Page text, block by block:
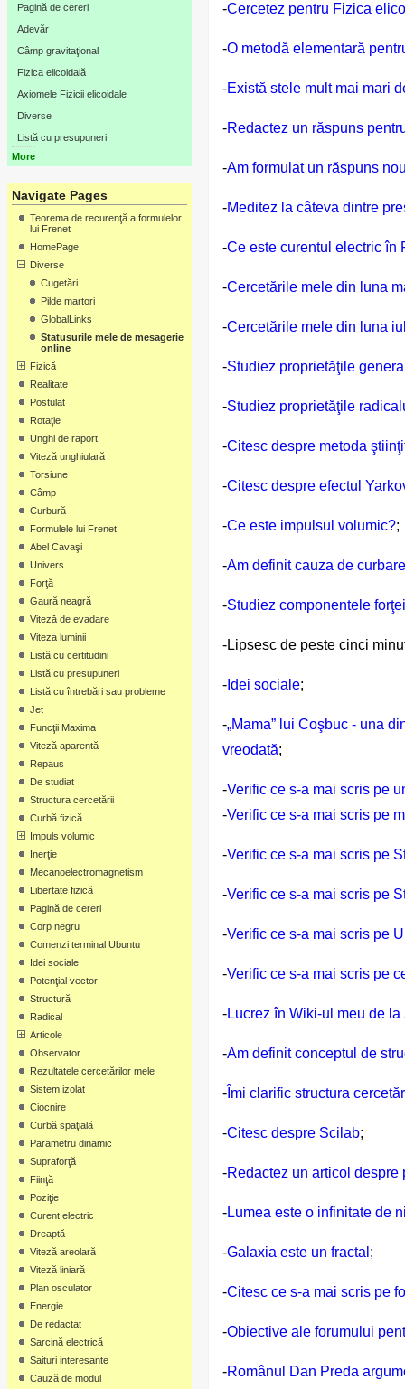
Pagină de cereri
Adevăr
Câmp gravitaţional
Fizica elicoidală
Axiomele Fizicii elicoidale
Diverse
Listă cu presupuneri
More
Navigate Pages
Teorema de recurenţă a formulelor
lui Frenet
HomePage
Diverse
Cugetări
Pilde martori
GlobalLinks
Statusurile mele de mesagerie
online
Fizică
Realitate
Postulat
Rotaţie
Unghi de raport
Viteză unghiulară
Torsiune
Câmp
Curbură
Formulele lui Frenet
Abel Cavaşi
Univers
Forţă
Gaură neagră
Viteză de evadare
Viteza luminii
Listă cu certitudini
Listă cu presupuneri
Listă cu întrebări sau probleme
Jet
Funcţii Maxima
Viteză aparentă
Repaus
De studiat
Structura cercetării
Curbă fizică
Impuls volumic
Inerţie
Mecanoelectromagnetism
Libertate fizică
Pagină de cereri
Corp negru
Comenzi terminal Ubuntu
Idei sociale
Potenţial vector
Structură
Radical
Articole
Observator
Rezultatele cercetărilor mele
Sistem izolat
Ciocnire
Curbă spaţială
Parametru dinamic
Supraforţă
Fiinţă
Poziţie
Curent electric
Dreaptă
Viteză areolară
Viteză liniară
Plan osculator
Energie
De redactat
Sarcină electrică
Saituri interesante
Cauză de modul
-Cercetez pentru Fizica
-O metodă elementară
-Există stele mult mai mari
-Redactez un răspuns
-Am formulat un răspuns
-Meditez la câteva dintre
-Ce este curentul electric în
-Cercetările mele din luna
-Cercetările mele din luna
-Studiez proprietăţile
-Studiez proprietăţile
-Citesc despre metoda
-Citesc despre efectul
-Ce este impulsul volumic?;
-Am definit cauza de
-Studiez componentele
-Lipsesc de peste cinci
- Idei sociale;
-„Mama” lui Coşbuc - una
vreodată;
-Verific ce s-a mai scris pe
-Verific ce s-a mai scris pe
-Verific ce s-a mai scris pe
-Verific ce s-a mai scris pe
-Verific ce s-a mai scris pe
-Verific ce s-a mai scris pe
-Lucrez în Wiki-ul meu de la
-Am definit conceptul de
- Îmi clarific structura
-Citesc despre Scilab;
-Redactez un articol
-Lumea este o infinitate de
-Galaxia este un fractal ;
-Citesc ce s-a mai scris pe
-Obiective ale forumului
-Românul Dan Preda